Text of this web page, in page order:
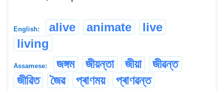
English: alive animate
live
living
Assamese: জঙ্গম জীয়ন্তা জীয়া
জীৱন্ত
জীৱিত
জৈৱ প্ৰাণময় প্ৰাণৱন্ত